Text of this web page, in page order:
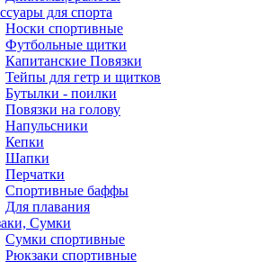
для спорта
Носки спортивные
Футбольные щитки
Капитанские Повязки
Тейпы для гетр и щитков
Бутылки - поилки
Повязки на голову
Напульсники
Кепки
Шапки
Перчатки
Спортивные баффы
Для плавания
Сумки
Сумки спортивные
Рюкзаки спортивные